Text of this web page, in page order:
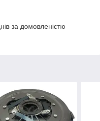
за домовленістю